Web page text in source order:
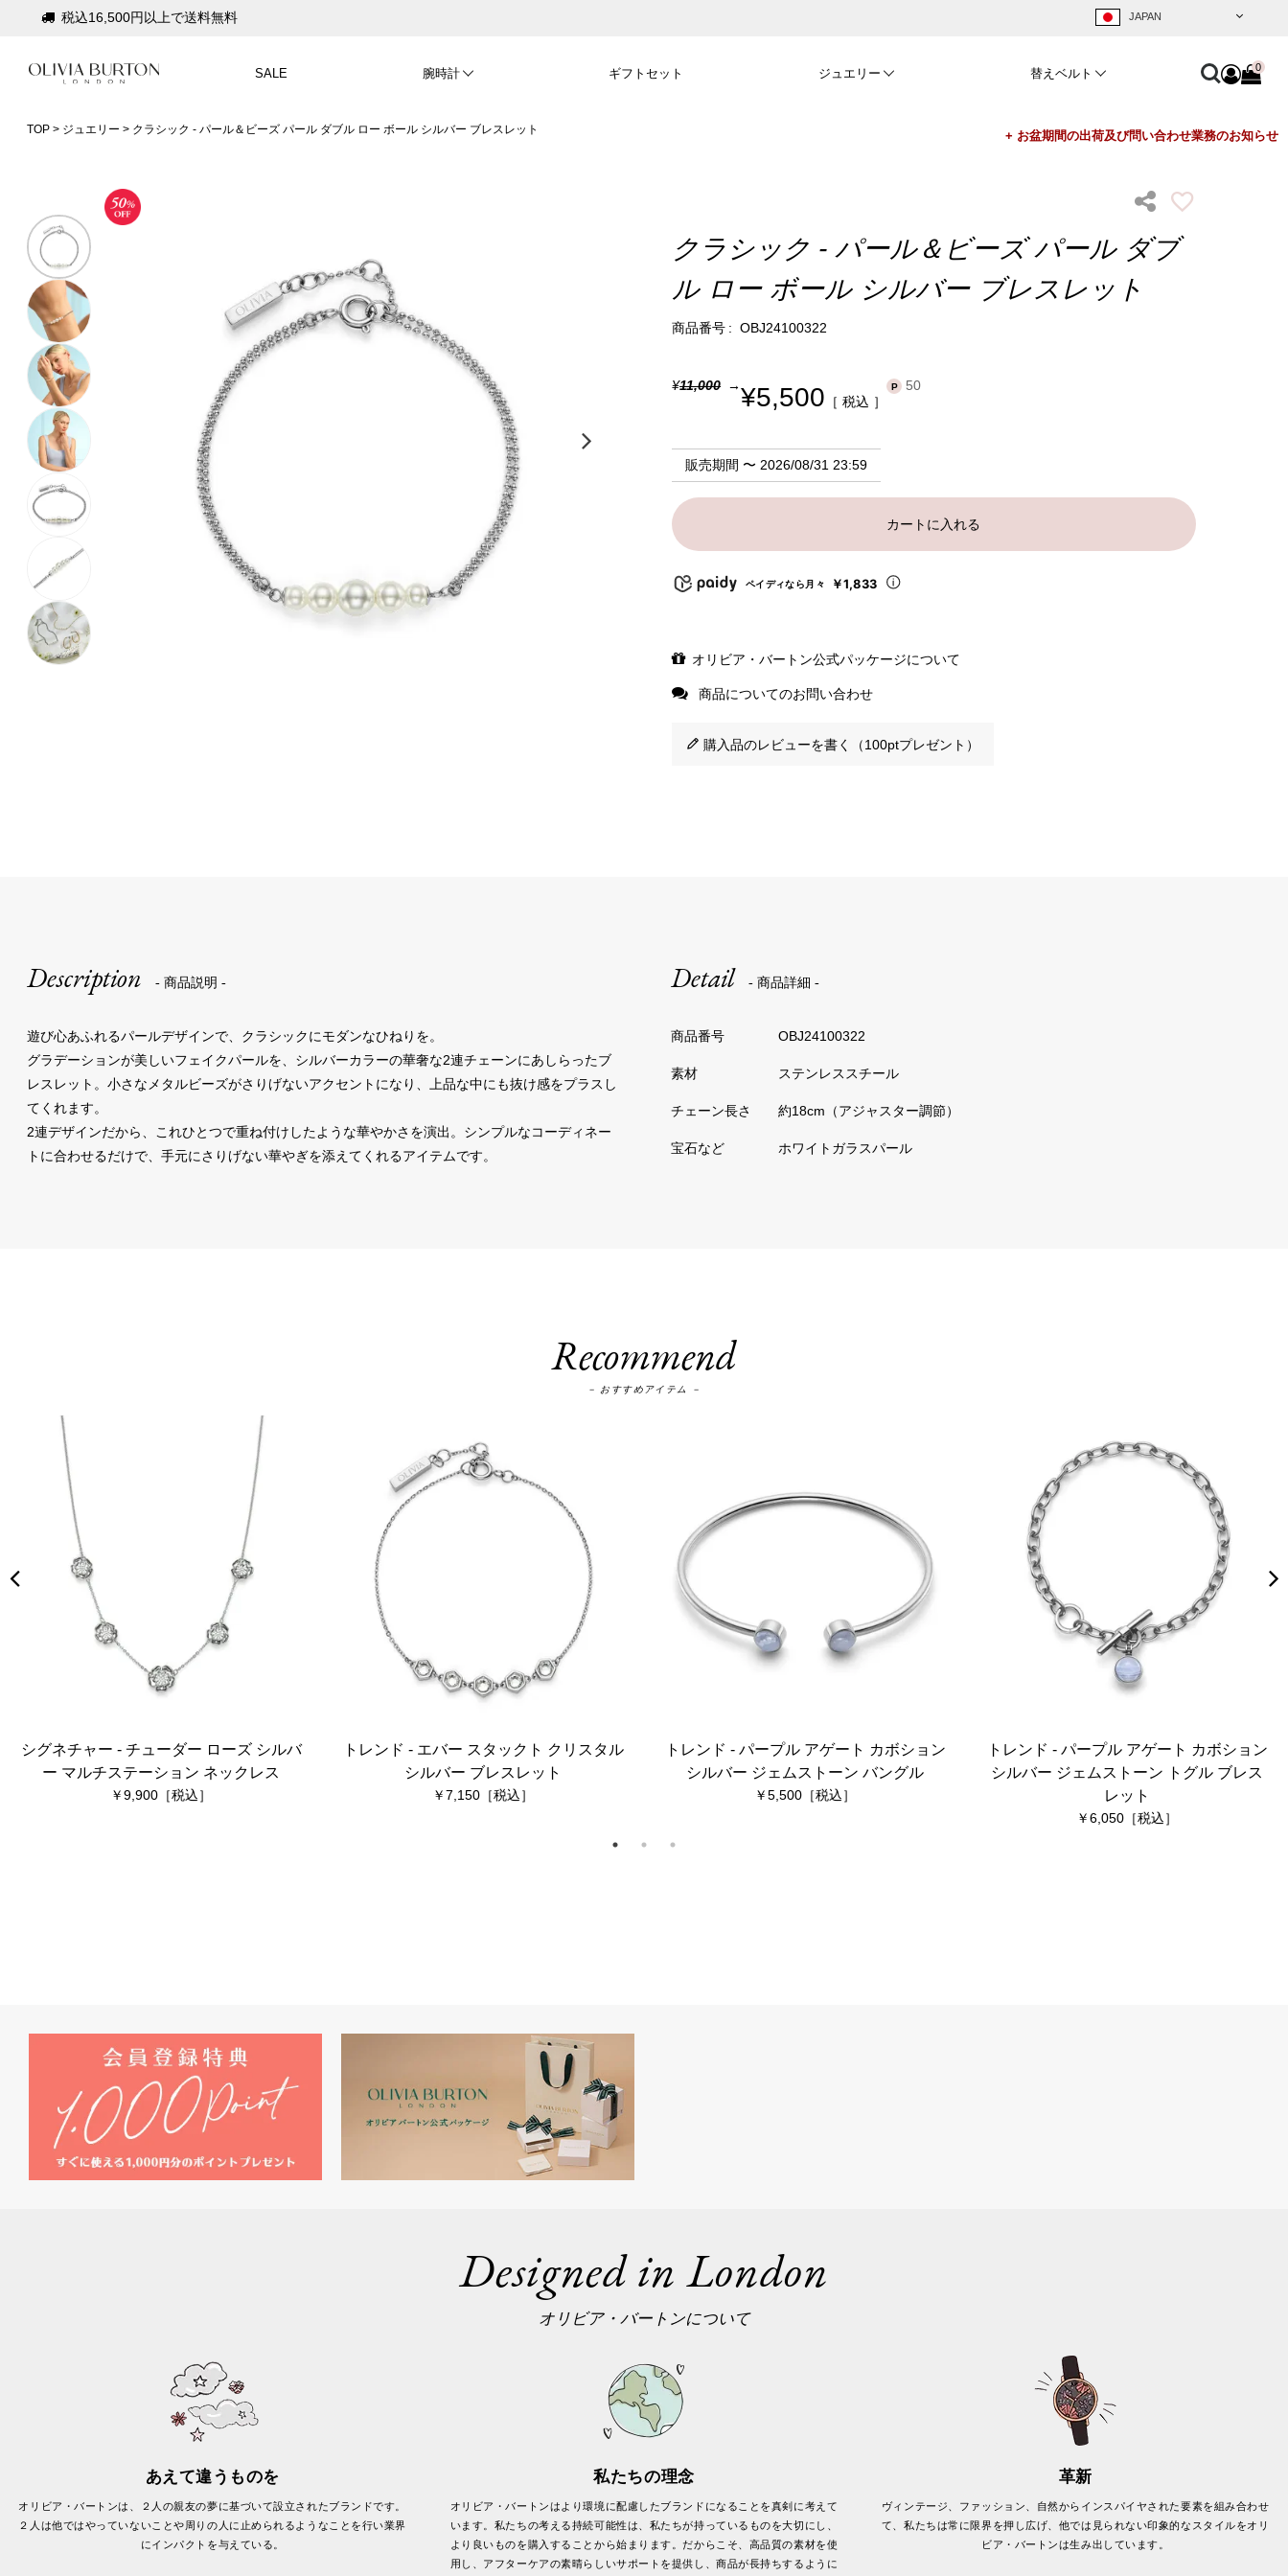
税込16,500円以上で送料無料
入って安心！時計保証プラス
会員登録で1,000円分のポイントプレゼント
公式パッケージでお届け
SALE 腕時計 ギフトセット ジュエリー 替えベルト 0
TOP ジュエリー クラシック - パール＆ビーズ パール ダブル ロー ボール シルバー ブレスレット
クラシック - パール＆ビーズ パール ダブ
ル ロー ボール シルバー ブレスレット
商品番号 OBJ24100322
¥11,000 ¥5,500 税込
50
販売期間 〜 2026/08/31 23:59
カートに入れる
ペイディなら月々 ￥1,833
オリビア・バートン公式パッケージについて
商品についてのお問い合わせ
購入品のレビューを書く（100ptプレゼント）
Description - 商品説明 -
遊び心あふれるパールデザインで、クラシックにモダンなひねりを。
グラデーションが美しいフェイクパールを、シルバーカラーの華奢な2連チェーンにあしらったブ
レスレット。小さなメタルビーズがさりげないアクセントになり、上品な中にも抜け感をプラスし
てくれます。
2連デザインだから、これひとつで重ね付けしたような華やかさを演出。シンプルなコーディネー
トに合わせるだけで、手元にさりげない華やぎを添えてくれるアイテムです。
Detail - 商品詳細 -
OBJ24100322
ステンレススチール
約18cm（アジャスター調節）
ホワイトガラスパール
Recommend
－ おすすめアイテム －
シグネチャー - チューダー ローズ シルバ
ー マルチステーション ネックレス
9,900
トレンド - エバー スタックト クリスタル
シルバー ブレスレット
7,150
トレンド - パープル アゲート カボション
シルバー ジェムストーン バングル
5,500
トレンド - パープル アゲート カボション
シルバー ジェムストーン トグル ブレス
レット
6,050
Designed in London
オリビア・バートンについて
あえて違うものを
オリビア・バートンは、２人の親友の夢に基づいて設立されたブランドです。
２人は他ではやっていないことや周りの人に止められるようなことを行い業界
にインパクトを与えている。
私たちの理念
オリビア・バートンはより環境に配慮したブランドになることを真剣に考えて
います。私たちの考える持続可能性は、私たちが持っているものを大切にし、
より良いものを購入することから始まります。だからこそ、高品質の素材を使
用し、アフターケアの素晴らしいサポートを提供し、商品が長持ちするように
革新
ヴィンテージ、ファッション、自然からインスパイヤされた要素を組み合わせ
て、私たちは常に限界を押し広げ、他では見られない印象的なスタイルをオリ
ビア・バートンは生み出しています。